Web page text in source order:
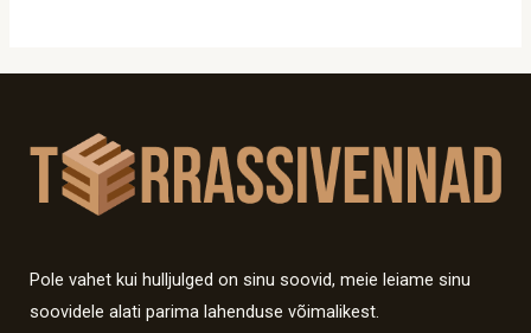
Pole vahet kui hulljulged on sinu soovid, meie leiame sinu
soovidele alati parima lahenduse võimalikest.